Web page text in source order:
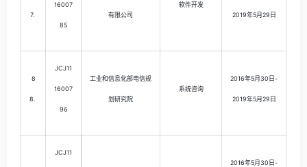
7.
16007
85
有限公司
软件开发
2019年5月29日
8
8.
JCJ11
16007
96
工业和信息化部电信规
划研究院
系统咨询
2016年5月30日-
2019年5月29日
JCJ11
2016年5月30日-